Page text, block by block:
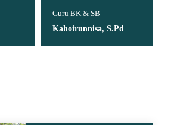
Guru BK & SB
Kahoirunnisa, S.Pd